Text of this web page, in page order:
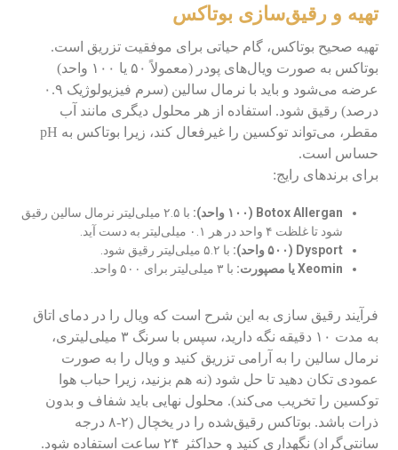
تهیه و رقیق‌سازی بوتاکس
تهیه صحیح بوتاکس، گام حیاتی برای موفقیت تزریق است.
بوتاکس به صورت ویال‌های پودر (معمولاً ۵۰ یا ۱۰۰ واحد)
عرضه می‌شود و باید با نرمال سالین (سرم فیزیولوژیک ۰.۹
درصد) رقیق شود. استفاده از هر محلول دیگری مانند آب
مقطر، می‌تواند توکسین را غیرفعال کند، زیرا بوتاکس به pH
حساس است.
برای برندهای رایج:
Botox Allergan (۱۰۰ واحد):
با ۲.۵ میلی‌لیتر نرمال سالین رقیق
شود تا غلظت ۴ واحد در هر ۰.۱ میلی‌لیتر به دست آید.
Dysport (۵۰۰ واحد):
با ۵.۲ میلی‌لیتر رقیق شود.
Xeomin یا مصپورت:
با ۳ میلی‌لیتر برای ۵۰۰ واحد.
فرآیند رقیق سازی به این شرح است که ویال را در دمای اتاق
به مدت ۱۰ دقیقه نگه دارید، سپس با سرنگ ۳ میلی‌لیتری،
نرمال سالین را به آرامی تزریق کنید و ویال را به صورت
عمودی تکان دهید تا حل شود (نه هم بزنید، زیرا حباب هوا
توکسین را تخریب می‌کند). محلول نهایی باید شفاف و بدون
ذرات باشد. بوتاکس رقیق‌شده را در یخچال (۲-۸ درجه
سانتی‌گراد) نگهداری کنید و حداکثر ۲۴ ساعت استفاده شود.